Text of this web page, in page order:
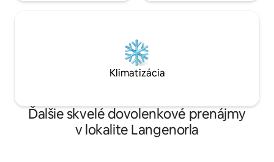
Klimatizácia
Ďalšie skvelé dovolenkové prenájmy
v lokalite Langenorla